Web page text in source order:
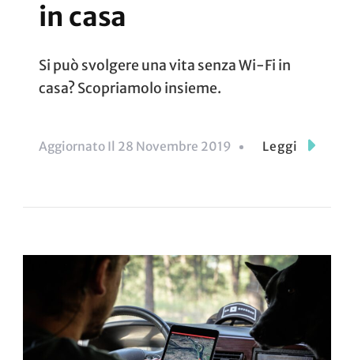
in casa
Si può svolgere una vita senza Wi-Fi in
casa? Scopriamolo insieme.
Aggiornato Il 28 Novembre 2019 Leggi